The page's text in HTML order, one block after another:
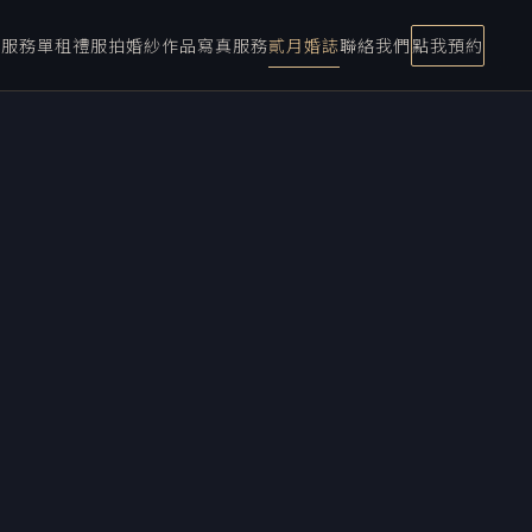
務單租禮服拍婚紗作品寫真服務貳月婚誌聯絡我們 點我預約